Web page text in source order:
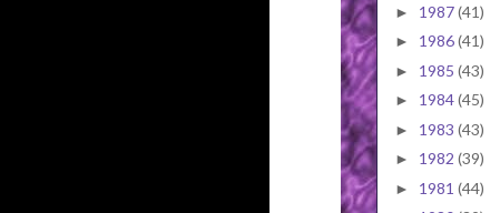
► 1987(41)
► 1986(41)
► 1985 (43)
► 1984(45)
► 1983 (43)
► 1982 (39)
► 1981 (44)